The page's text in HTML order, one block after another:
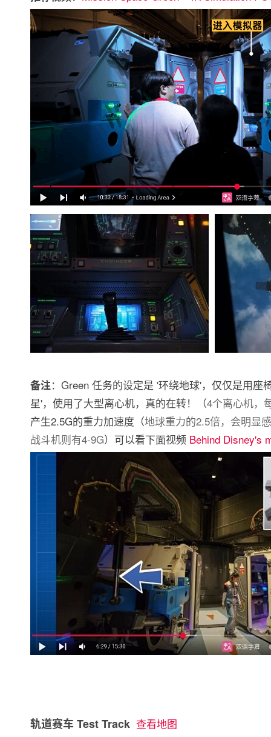
备注：Green 任务的设定是 '环绕地球'，仅仅是用
星'，使用了大型离心机，真的在转！（4个离心机，
产生2.5G的重力加速度（地球重力的2.5倍，会明显
战斗机则有4-9G）可以看下面视频 Behind Disney's
轨道赛车 Test Track 查看地图